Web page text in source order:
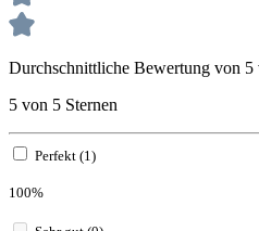
Durchschnittliche Bewertung von 5
5 von 5 Sternen
Perfekt (1)
100%